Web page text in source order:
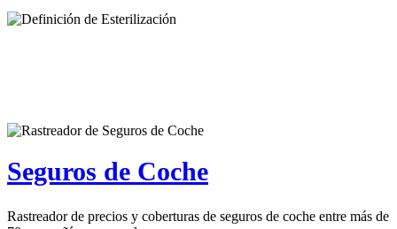
Seguros de Coche
Rastreador de precios y coberturas de seguros de coche entre más de